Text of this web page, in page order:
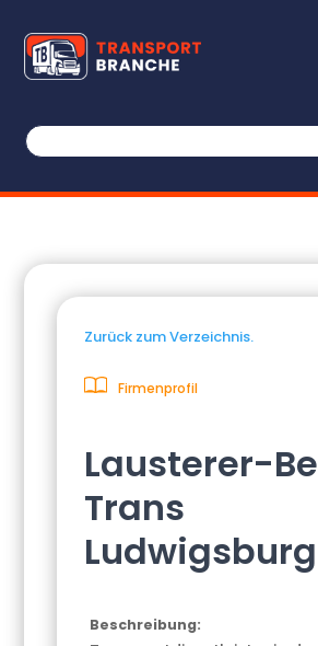
Zurück zum Verzeichnis.
Firmenprofil
Lausterer-
Trans
Ludwigsburg
Beschreibung: